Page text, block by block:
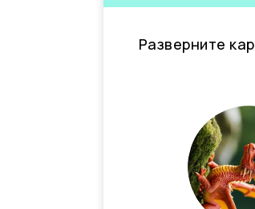
Разверните